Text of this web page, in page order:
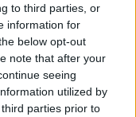
to third parties, or
information for
below opt-out
note that after your
seeing
utilized by
parties prior to
το καρπούζι και
Η επιλογή